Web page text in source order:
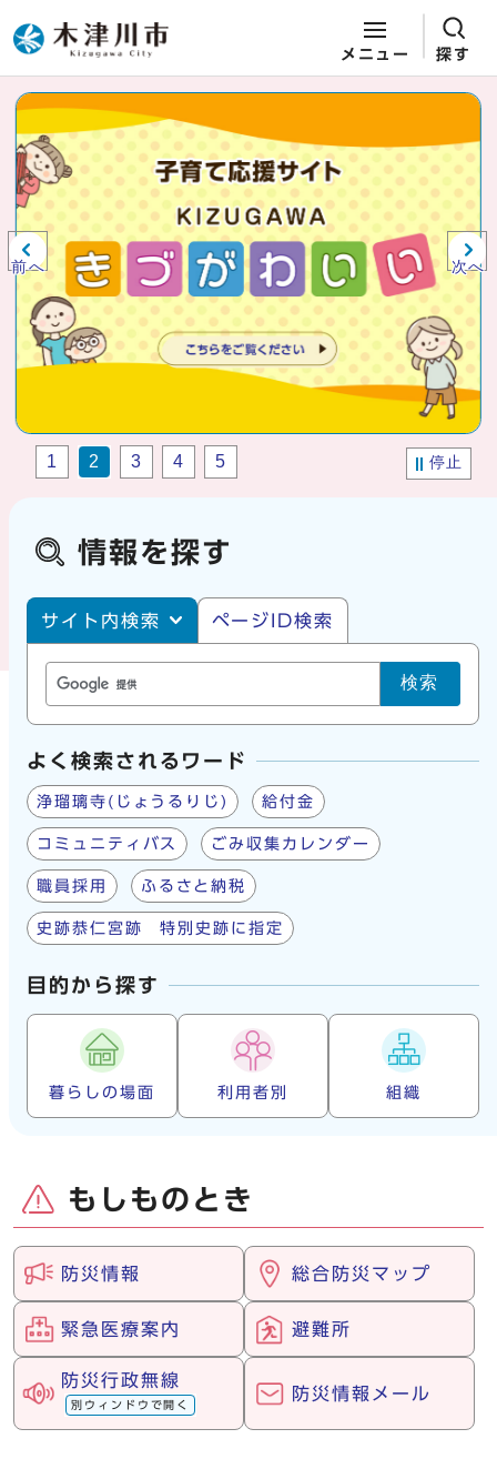
ページの先頭です
メニュー 探す
ここから本文です
ビジュアルエリア。木津川市役所か
らの紹介、お知らせ。
前へ 次へ
停止
1 2 3 4 5
情報を探す
サイト内・ページID検索
サイト内検索 ページID検索
検索
よく検索されるワード
浄瑠璃寺(じょうるりじ) 給付金
コミュニティバス ごみ収集カレンダー
職員採用 ふるさと納税
史跡恭仁宮跡 特別史跡に指定
目的から探す
暮らしの場面 利用者別 組織
もしものとき
防災情報 総合防災マップ
緊急医療案内 避難所
防災行政無線
別ウィンドウで開く
防災情報メール